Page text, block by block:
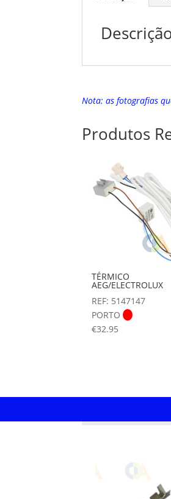
Nota: as fotografias
Produtos
TÉRMICO
AEG/ELECTROLUX
REF: 5147147
PORTO
€32.95